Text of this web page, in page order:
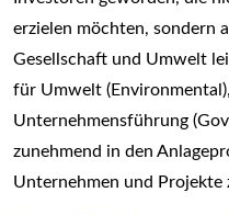
erzielen möchten, sondern
Gesellschaft und Umwelt
für Umwelt
Unternehmensführung
zunehmend in den
Unternehmen und Projekte